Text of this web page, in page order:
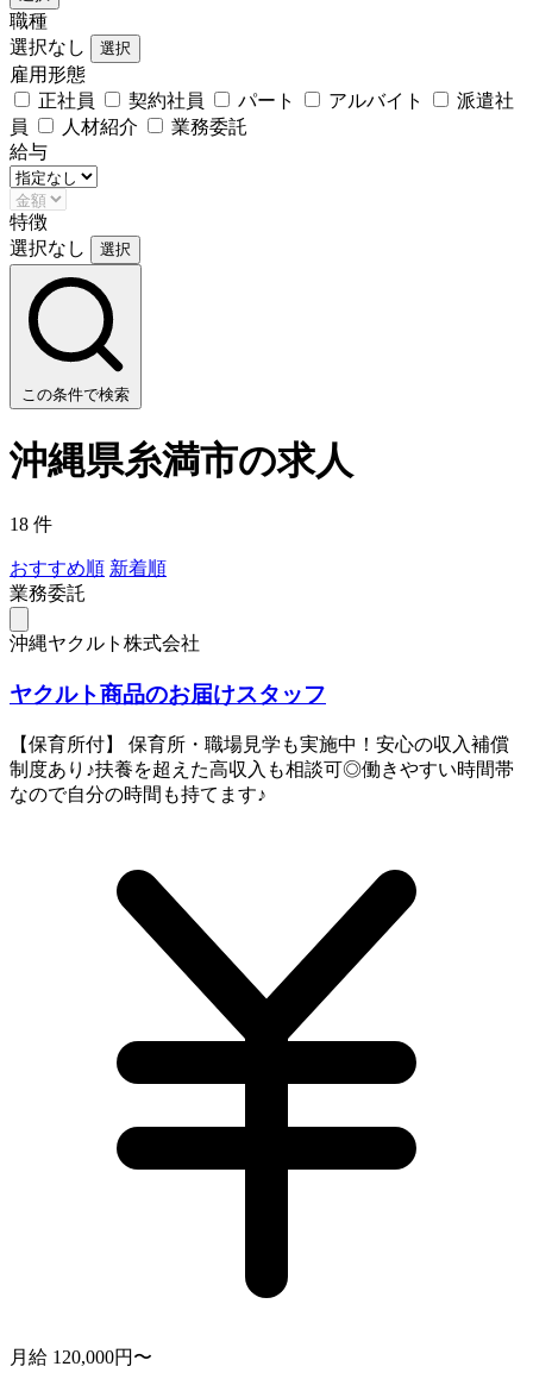
職種
選択なし
選択
雇用形態
正社員
契約社員 パート アルバイト
派遣社
員
人材紹介
業務委託
給与
特徴
選択なし
選択
この条件で検索
沖縄県糸満市の求人
18 件
おすすめ順 新着順
業務委託
沖縄ヤクルト株式会社
ヤクルト商品のお届けスタッフ
【保育所付】 保育所・職場見学も実施中！安心の収入補償
制度あり♪扶養を超えた高収入も相談可◎働きやすい時間帯
なので自分の時間も持てます♪
月給 120,000円〜